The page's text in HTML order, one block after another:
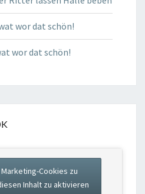
wor dat schön!
wor dat schön!
und
V.
Cookies zu
Inhalt zu aktivieren